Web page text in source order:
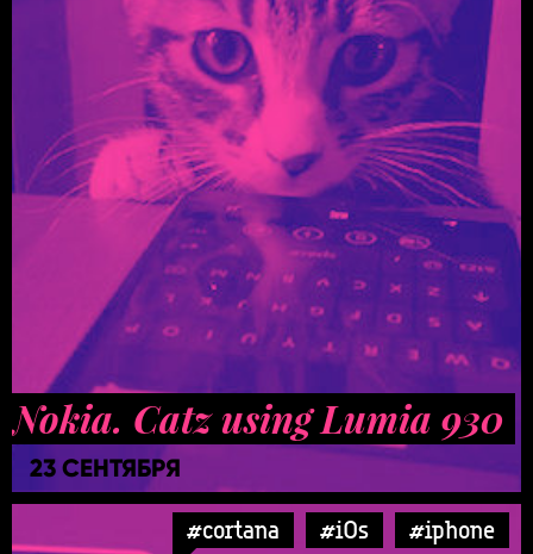
Nokia. Catz using Lumia 930
23 СЕНТЯБРЯ
#cortana #iOs
#iphone